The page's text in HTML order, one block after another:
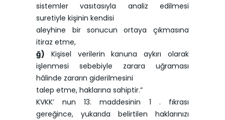
sistemler vasıtasıyla analiz edilmesi
suretiyle kişinin kendisi
aleyhine bir sonucun ortaya çıkmasına
itiraz etme,
ğ) Kişisel verilerin kanuna aykırı olarak
işlenmesi sebebiyle zarara uğraması
hâlinde zararın giderilmesini
talep etme, haklarına sahiptir.”
KVKK’ nun 13. maddesinin 1 . fıkrası
gereğince, yukarıda belirtilen haklarınızı